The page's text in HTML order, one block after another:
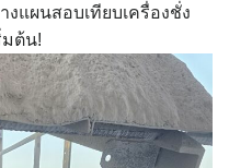
แผนสอบเทียบเครื่องชั่ง
มต้น!